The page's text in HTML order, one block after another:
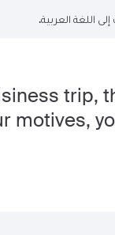
اللغة العربية.
trip,
motives,